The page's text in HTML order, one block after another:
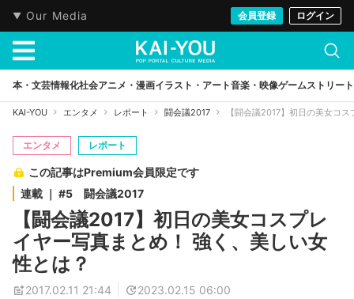
Our Media 会員登録 ログイン
本・文芸情報化社会アニメ・漫画イラスト・アート音楽・映像ゲームストリート
KAI-YOU エンタメ レポート 闘会議2017 【闘会議2017】初日の美女コ
エンタメ レポート
この記事はPremium会員限定です
連載 ｜ #5 闘会議2017
【闘会議2017】初日の美女コスプレ
イヤー写真まとめ！ 強く、美しい女
性とは？
2017.02.11 21:44
2023.02.15 06:00